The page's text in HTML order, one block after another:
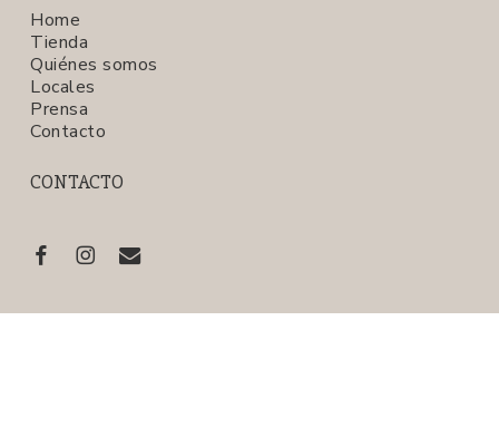
Subtotal:
Ver carrito
Home
Tienda
Quiénes somos
Locales
Prensa
Contacto
CONTACTO